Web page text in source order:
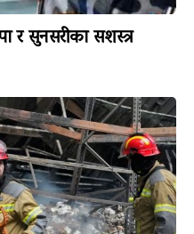
र सुनसरीका सशस्त्र